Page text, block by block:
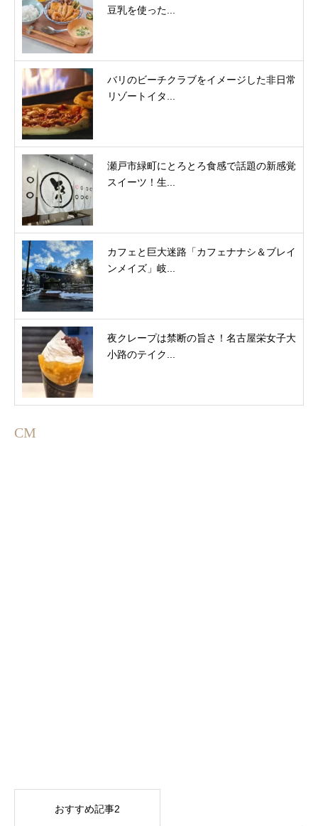
豆乳を使った...
バリのビーチクラブをイメージした非日常
リゾートイタ...
瀬戸市緑町にとろとろ食感で話題の新感覚
スイーツ！生...
カフェと巨大迷路「カフェナナシ＆ブレイ
ンメイズ」岐...
夜クレープは禁断の旨さ！名古屋栄女子大
小路のテイク...
CM
おすすめ記事2